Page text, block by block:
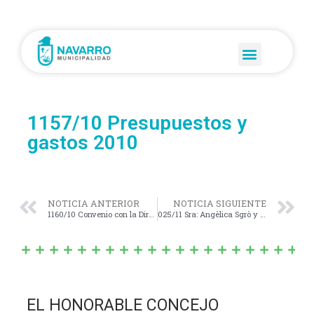
1157/10 Presupuestos y
gastos 2010
NOTICIA ANTERIOR
1160/10 Convenio con la Direccion de salud
NOTICIA SIGUIENTE
025/11 Sra: Angèlica Sgrò y Vicente Ghergo
EL HONORABLE CONCEJO